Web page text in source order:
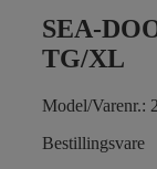
SEA-
TG/XL
Model/Varenr.:
Bestillingsvare